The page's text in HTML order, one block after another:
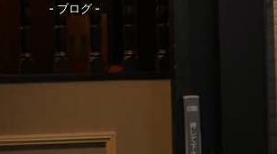
- ブログ -